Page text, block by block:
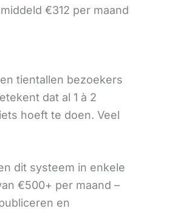
€312 per maand
tientallen bezoekers
dat al 1 à 2
hoeft te doen. Veel
dit systeem in enkele
€500+ per maand –
en